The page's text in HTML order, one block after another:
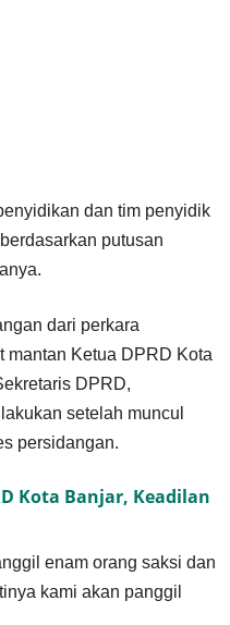
dan tim penyidik
putusan
dari perkara
mantan Ketua DPRD Kota
DPRD,
setelah muncul
persidangan.
Kota Banjar, Keadilan
enam orang saksi dan
kami akan panggil